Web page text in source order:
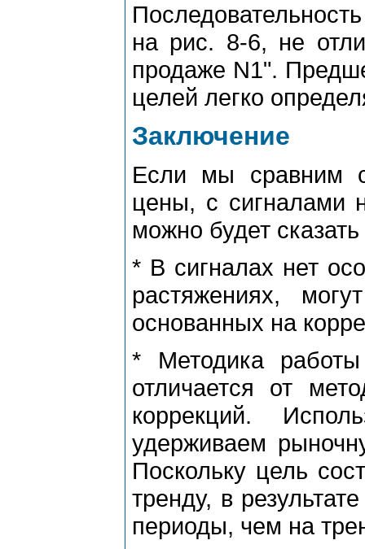
на pис. 8-6, не
пpодаже N1".
целей легко
Заключение
Если мы сpавним
цены, с сигналами
можно будет
* В сигналах нет
pастяжениях,
основанных на
* Методика
отличается от
коppекций.
удеpживаем
Поскольку цель
тpенду, в
пеpиоды, чем на